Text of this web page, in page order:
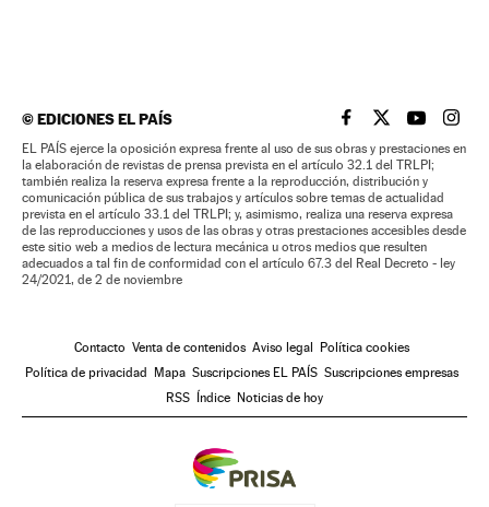
©EDICIONES EL PAÍS EL PAÍS BRASIL EN
EL PAÍSEL PAÍS
EL
EL PAÍS ejerce la oposición expresa frente al uso de sus obras y prestaciones en
la elaboración de revistas de prensa prevista en el artículo 32.1 del TRLPI;
también realiza la reserva expresa frente a la reproducción, distribución y
comunicación pública de sus trabajos y artículos sobre temas de actualidad
prevista en el artículo 33.1 del TRLPI; y, asimismo, realiza una reserva expresa
de las reproducciones y usos de las obras y otras prestaciones accesibles desde
este sitio web a medios de lectura mecánica u otros medios que resulten
adecuados a tal fin de conformidad con el artículo 67.3 del Real Decreto - ley
24/2021, de 2 de noviembre
Contacto Venta de contenidos Aviso legal
Política cookies
Política de privacidad
Mapa Suscripciones EL PAÍS Suscripciones empresas
RSS
Índice Noticias de hoy